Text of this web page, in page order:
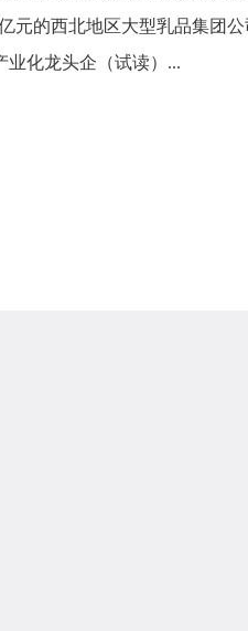
元的西北地区大型乳品集团
业化龙头企（试读）...